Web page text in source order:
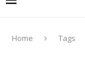
Home Tags